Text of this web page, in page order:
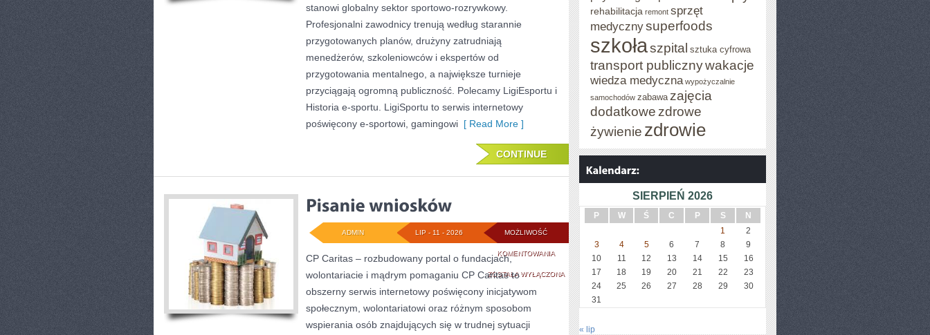
SPORCIE
stanowi globalny sektor sportowo-rozrywkowy.
Profesjonalni zawodnicy trenują według starannie
przygotowanych planów, drużyny zatrudniają
menedżerów, szkoleniowców i ekspertów od
przygotowania mentalnego, a największe turnieje
przyciągają ogromną publiczność. Polecamy LigiEsportu i
Historia e-sportu. LigiSportu to serwis internetowy
poświęcony e-sportowi, gamingowi [ Read More ]
CONTINUE
MOŻLIWOŚĆ
KOMENTOWANIAPISANIE
WNIOSKÓW
ZOSTAŁA WYŁĄCZONA
LIP - 11 - 2026
ADMIN
CP Caritas – rozbudowany portal o fundacjach,
wolontariacie i mądrym pomaganiu CP Caritas to
obszerny serwis internetowy poświęcony inicjatywom
społecznym, wolontariatowi oraz różnym sposobom
wspierania osób znajdujących się w trudnej sytuacji
rehabilitacja remont sprzęt
medycznysuperfoods
szkołaszpital sztuka cyfrowa
transport publicznywakacje
wiedza medyczna wypożyczalnie
samochodów zabawa zajęcia
dodatkowe zdrowe
żywienie zdrowie
SIERPIEŃ 2026
P W Ś C P S
N
1
2
3
4 5 6 7 8
9
10
11 12 13 14 15
16
17
18 19 20 21 22
23
24
25 26 27 28 29
30
31
« lip